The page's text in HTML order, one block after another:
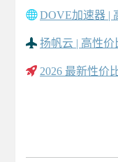
DOVE加速器 |
扬帆云 | 高性价
2026 最新性价